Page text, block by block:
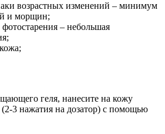
возрастных изменений – минимум
и морщин;
– небольшая
геля, нанесите на кожу
3 нажатия на дозатор) с помощью